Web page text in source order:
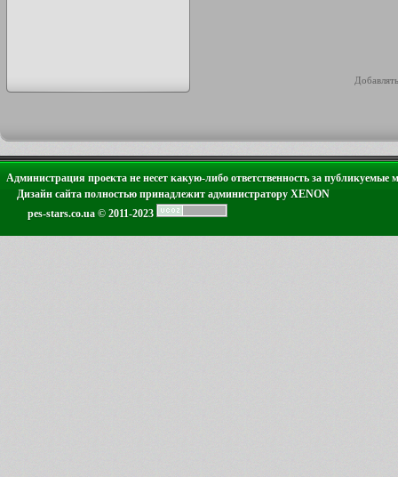
Администрация проекта не несет какую-либо ответственность за публикуемые
Дизайн сайта полностью принадлежит администратору XENON
pes-stars.co.ua © 2011-2023